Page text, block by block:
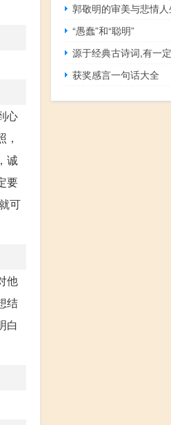
心
诚
要
可
他
结
白
郭敬明的审美与悲情人
“愚蠢”和“聪明”
源于经典古诗词,有一
获奖感言一句话大全